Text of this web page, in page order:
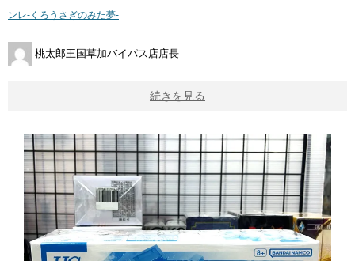
ンレ-くろうさぎのみた夢-
桃太郎王国草加バイパス店店長
続きを見る